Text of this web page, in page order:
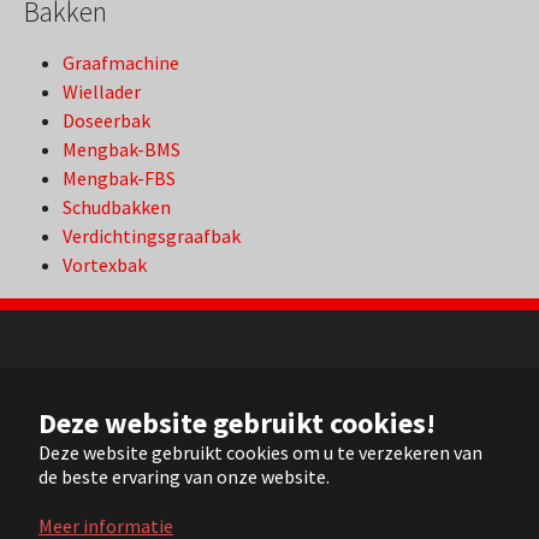
Deze website gebruikt cookies!
Deze website gebruikt cookies om u te verzekeren van
de beste ervaring van onze website.
Meer informatie
Bakken
Graafmachine
Wiellader
Doseerbak
Mengbak-BMS
Mengbak-FBS
Schudbakken
Verdichtingsgraafbak
Vortexbak
FR
EN
DE
© 2022 ARVI |Contact|Sitemap